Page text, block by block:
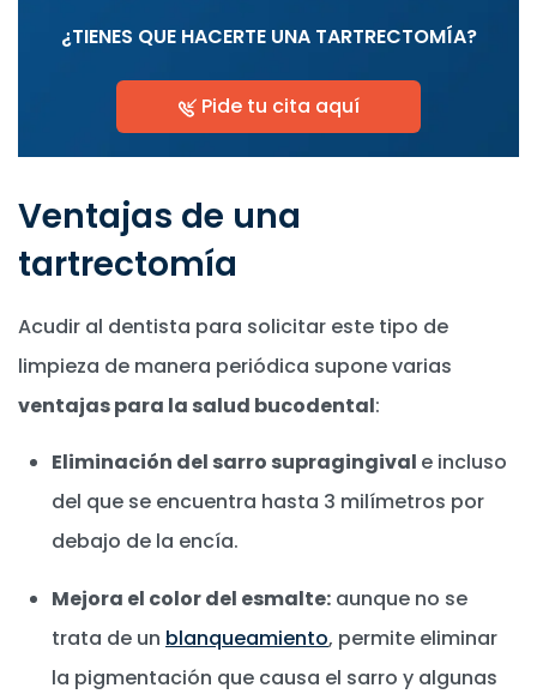
¿TIENES QUE HACERTE UNA TARTRECTOMÍA?
Pide tu cita aquí
Ventajas de una
tartrectomía
Acudir al dentista para solicitar este tipo de
limpieza de manera periódica supone varias
ventajas para la salud bucodental:
Eliminación del sarro supragingival e incluso
del que se encuentra hasta 3 milímetros por
debajo de la encía.
Mejora el color del esmalte: aunque no se
trata de un blanqueamiento, permite eliminar
la pigmentación que causa el sarro y algunas